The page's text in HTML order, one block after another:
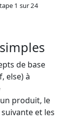
1 sur 24
de base
else) à
produit, le
et les